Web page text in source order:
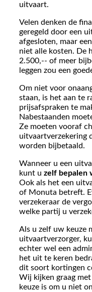
uitvaart.
Velen denken de
geregeld door een
afgesloten, maar
niet alle kosten. De
2.500,-- of meer
leggen zou een
Om niet voor
staan, is het aan te
prijsafspraken te
Nabestaanden
Ze moeten vooraf
uitvaartverzekering
worden bijbetaald.
Wanneer u een
kunt u zelf bepalen
Ook als het een
of Monuta betreft.
verzekeraar de
welke partij u
Als u zelf uw keuze
uitvaartverzorger,
echter wel een
het uit te keren
dit soort kortingen
Wij kijken graag
keuze is om u niet